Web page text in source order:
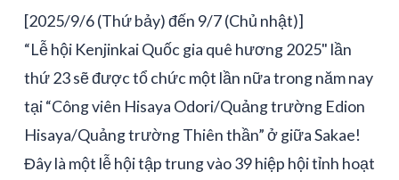
[2025/9/6 (Thứ bảy) đến 9/7 (Chủ nhật)]
“Lễ hội Kenjinkai Quốc gia quê hương 2025" lần
thứ 23 sẽ được tổ chức một lần nữa trong năm nay
tại “Công viên Hisaya Odori/Quảng trường Edion
Hisaya/Quảng trường Thiên thần” ở giữa Sakae!
Đây là một lễ hội tập trung vào 39 hiệp hội tỉnh hoạt